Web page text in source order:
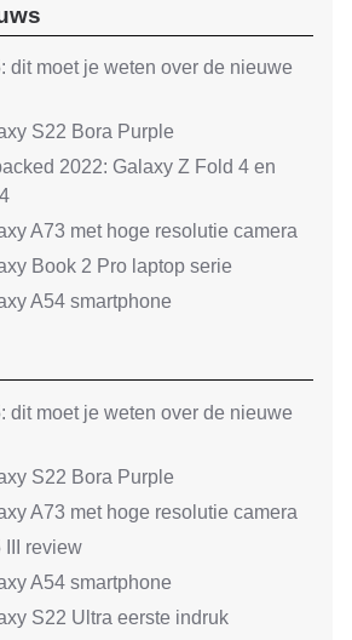
dit moet je weten over de nieuwe
S22 Bora Purple
2022: Galaxy Z Fold 4 en
A73 met hoge resolutie camera
Book 2 Pro laptop serie
A54 smartphone
dit moet je weten over de nieuwe
S22 Bora Purple
A73 met hoge resolutie camera
III review
A54 smartphone
S22 Ultra eerste indruk